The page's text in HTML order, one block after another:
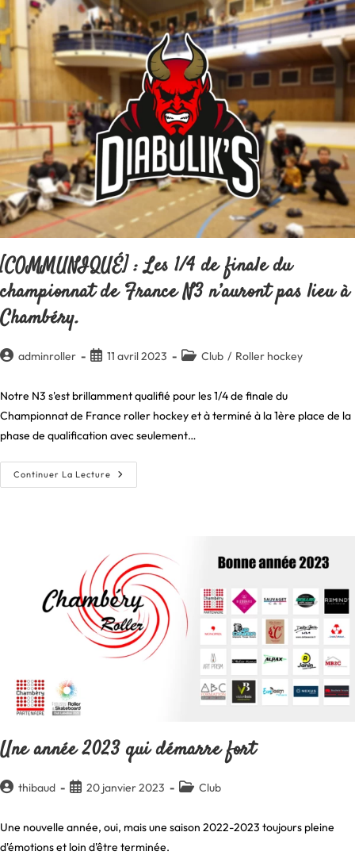
Façon
Festive.
[COMMUNIQUÉ] : Les 1/4 de finale du
championnat de France N3 n’auront pas lieu à
Chambéry.
Auteur/autrice
la
publication :
adminroller
Publication
11 avril 2023
PostClub / Roller hockey
Notre N3 s'est brillamment qualifié pour les 1/4 de finale du
Championnat de France roller hockey et à terminé à la 1ère place de la
phase de qualification avec seulement…
Continuer La Lecture [COMMUNIQUÉ]
:
Championnat
De
France
N3
N’auront
Pas
Lieu
À
Chambéry.
Une année 2023 qui démarre fort
Auteur/autrice
publication :
thibaud
Publication
20 janvier 2023
PostClub
Une nouvelle année, oui, mais une saison 2022-2023 toujours pleine
d'émotions et loin d'être terminée.